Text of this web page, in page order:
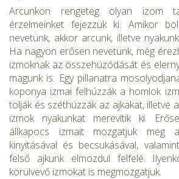
Arcunkon rengeteg olyan izom
érzelmeinket fejezzük ki. Amikor
nevetünk, akkor arcunk, il­letve
Ha nagyon erősen nevetünk, még
izmoknak az összehúzódását és
magunk is. Egy pillanatra
koponya izmai felhúzzák a homlok
tolják és széthúzzák az ajkakat, illetve
izmok nyakunkat merevítik ki.
állkapocs izmait moz­gatjuk meg
kinyitásával és becsukásával,
felső ajkunk elmozdul felfelé.
körülvevő izmokat is megmozgatjuk.